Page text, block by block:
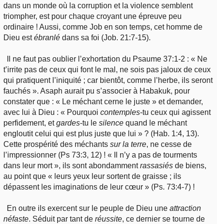
dans un monde où la corruption et la violence semblent
triompher, est pour chaque croyant une épreuve peu
ordinaire ! Aussi, comme Job en son temps, cet homme de
Dieu estébranlé dans sa foi (Job. 21:7-15).
Il ne faut pas oublier l’exhortation du Psaume 37:1-2 : « Ne
t’irrite pas de ceux qui font le mal, ne sois pas jaloux de ceux
qui pratiquent l’iniquité ; car bientôt, comme l’herbe, ils seront
fauchés ». Asaph aurait pu s’associer à Habakuk, pour
constater que : « Le méchant cerne le juste » et demander,
avec lui à Dieu : « Pourquoi contemples-tu ceux qui agissent
perfidement, etgardes-tu le silence quand le méchant
engloutit celui qui est plus juste que lui » ? (Hab. 1:4, 13).
Cette prospérité des méchants surla terre, ne cesse de
l’impressionner (Ps 73:3, 12) ! « Il n’y a pas de tourments
dans leur mort », ils sont abondammentrassasiés de biens,
au point que « leurs yeux leur sortent de graisse ; ils
dépassent les imaginations de leur cœur » (Ps. 73:4-7) !
En outre ils exercent sur le peuple de Dieu uneattraction
néfaste. Séduit par tant de réussite, ce dernier se tourne de